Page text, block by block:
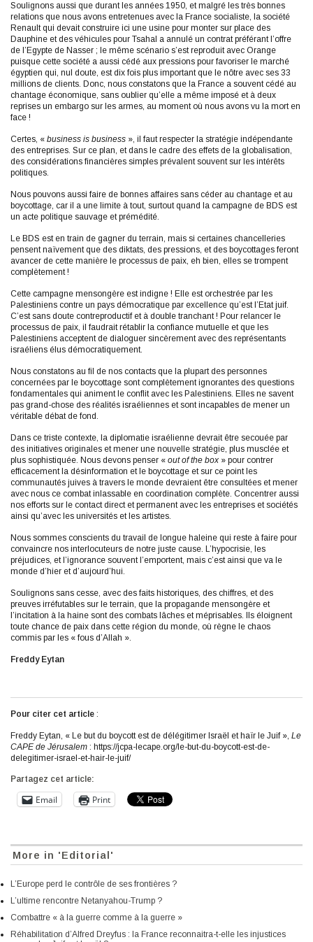
Soulignons aussi que durant les années 1950, et malgré les très bonnes
relations que nous avons entretenues avec la France socialiste, la société
Renault qui devait construire ici une usine pour monter sur place des
Dauphine et des véhicules pour Tsahal a annulé un contrat préférant l’offre
de l’Egypte de Nasser ; le même scénario s’est reproduit avec Orange
puisque cette société a aussi cédé aux pressions pour favoriser le marché
égyptien qui, nul doute, est dix fois plus important que le nôtre avec ses 33
millions de clients. Donc, nous constatons que la France a souvent cédé au
chantage économique, sans oublier qu’elle a même imposé et à deux
reprises un embargo sur les armes, au moment où nous avons vu la mort en
face !
Certes, « business is business », il faut respecter la stratégie indépendante
des entreprises. Sur ce plan, et dans le cadre des effets de la globalisation,
des considérations financières simples prévalent souvent sur les intérêts
politiques.
Nous pouvons aussi faire de bonnes affaires sans céder au chantage et au
boycottage, car il a une limite à tout, surtout quand la campagne de BDS est
un acte politique sauvage et prémédité.
Le BDS est en train de gagner du terrain, mais si certaines chancelleries
pensent naïvement que des diktats, des pressions, et des boycottages feront
avancer de cette manière le processus de paix, eh bien, elles se trompent
complètement !
Cette campagne mensongère est indigne ! Elle est orchestrée par les
Palestiniens contre un pays démocratique par excellence qu’est l’Etat juif.
C’est sans doute contreproductif et à double tranchant ! Pour relancer le
processus de paix, il faudrait rétablir la confiance mutuelle et que les
Palestiniens acceptent de dialoguer sincèrement avec des représentants
israéliens élus démocratiquement.
Nous constatons au fil de nos contacts que la plupart des personnes
concernées par le boycottage sont complètement ignorantes des questions
fondamentales qui animent le conflit avec les Palestiniens. Elles ne savent
pas grand-chose des réalités israéliennes et sont incapables de mener un
véritable débat de fond.
Dans ce triste contexte, la diplomatie israélienne devrait être secouée par
des initiatives originales et mener une nouvelle stratégie, plus musclée et
plus sophistiquée. Nous devons penser « out of the box » pour contrer
efficacement la désinformation et le boycottage et sur ce point les
communautés juives à travers le monde devraient être consultées et mener
avec nous ce combat inlassable en coordination complète. Concentrer aussi
nos efforts sur le contact direct et permanent avec les entreprises et sociétés
ainsi qu’avec les universités et les artistes.
Nous sommes conscients du travail de longue haleine qui reste à faire pour
convaincre nos interlocuteurs de notre juste cause. L’hypocrisie, les
préjudices, et l’ignorance souvent l’emportent, mais c’est ainsi que va le
monde d’hier et d’aujourd’hui.
Soulignons sans cesse, avec des faits historiques, des chiffres, et des
preuves irréfutables sur le terrain, que la propagande mensongère et
l’incitation à la haine sont des combats lâches et méprisables. Ils éloignent
toute chance de paix dans cette région du monde, où règne le chaos
commis par les « fous d’Allah ».
Freddy Eytan
Pour citer cet article :
Freddy Eytan, « Le but du boycott est de délégitimer Israël et haïr le Juif », Le
CAPE de Jérusalem : https://jcpa-lecape.org/le-but-du-boycott-est-de-
delegitimer-israel-et-hair-le-juif/
Partagez cet article:
Email Print
More in 'Editorial'
L’Europe perd le contrôle de ses frontières ?
L’ultime rencontre Netanyahou-Trump ?
Combattre « à la guerre comme à la guerre »
Réhabilitation d’Alfred Dreyfus : la France reconnaitra-t-elle les injustices